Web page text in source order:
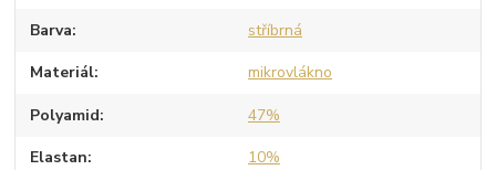
Barva stříbrná
Materiál mikrovlákno
Polyamid 47%
Elastan 10%